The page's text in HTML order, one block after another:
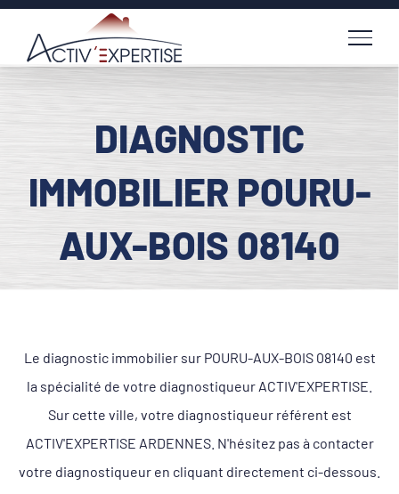
Passer
contenu
DIAGNOSTIC
IMMOBILIER POURU-
AUX-BOIS 08140
Le diagnostic immobilier sur POURU-AUX-BOIS 08140 est
la spécialité de votre diagnostiqueur ACTIV'EXPERTISE.
Sur cette ville, votre diagnostiqueur référent est
ACTIV'EXPERTISE ARDENNES. N'hésitez pas à contacter
votre diagnostiqueur en cliquant directement ci-dessous.